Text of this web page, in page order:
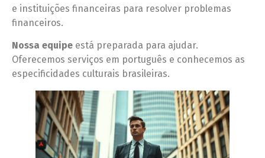
e instituições financeiras para resolver problemas
financeiros.
Nossa equipe está preparada para ajudar.
Oferecemos serviços em português e conhecemos as
especificidades culturais brasileiras.